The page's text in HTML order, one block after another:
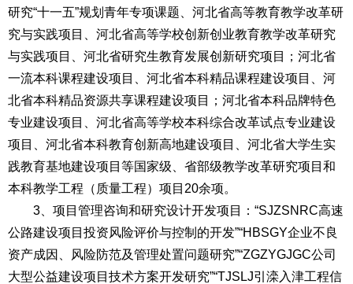
研究“十一五”规划青年专项课题、河北省高等教育教学改革研
究与实践项目、河北省高等学校创新创业教育教学改革研究
与实践项目、河北省研究生教育发展创新研究项目；河北省
一流本科课程建设项目、河北省本科精品课程建设项目、河
北省本科精品资源共享课程建设项目；河北省本科品牌特色
专业建设项目、河北省高等学校本科综合改革试点专业建设
项目、河北省本科教育创新高地建设项目、河北省大学生实
践教育基地建设项目等国家级、省部级教学改革研究项目和
本科教学工程（质量工程）项目20余项。
3 、项目管理咨询和研究设计开发项目： “SJZSNRC高速
公路建设项目投资风险评价与控制的开发”“HBSGY企业不良
资产成因、风险防范及管理处置问题研究”“ZGZYGJGC公司
大型公益建设项目技术方案开发研究”“TJSLJ引滦入津工程信